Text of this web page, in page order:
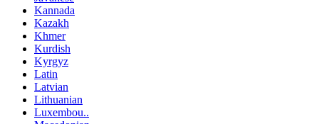
Kannada
Kazakh
Khmer
Kurdish
Kyrgyz
Latin
Latvian
Lithuanian
Luxembou..